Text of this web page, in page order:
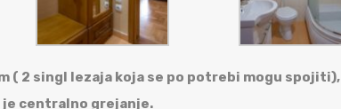
( 2 singl lezaja koja se po potrebi mogu spojiti),
je centralno grejanje.